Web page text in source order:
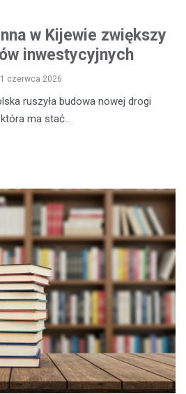
w Kijewie zwiększy
inwestycyjnych
1 czerwca 2026
ruszyła budowa nowej drogi
ma stać…